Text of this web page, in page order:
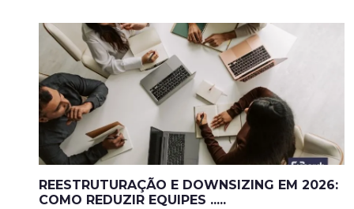
REESTRUTURAÇÃO E DOWNSIZING EM 2026:
COMO REDUZIR EQUIPES .....